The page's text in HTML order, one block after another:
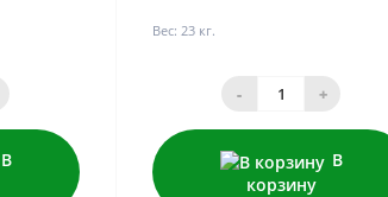
В
Вес: 23 кг.
- +
В
корзину